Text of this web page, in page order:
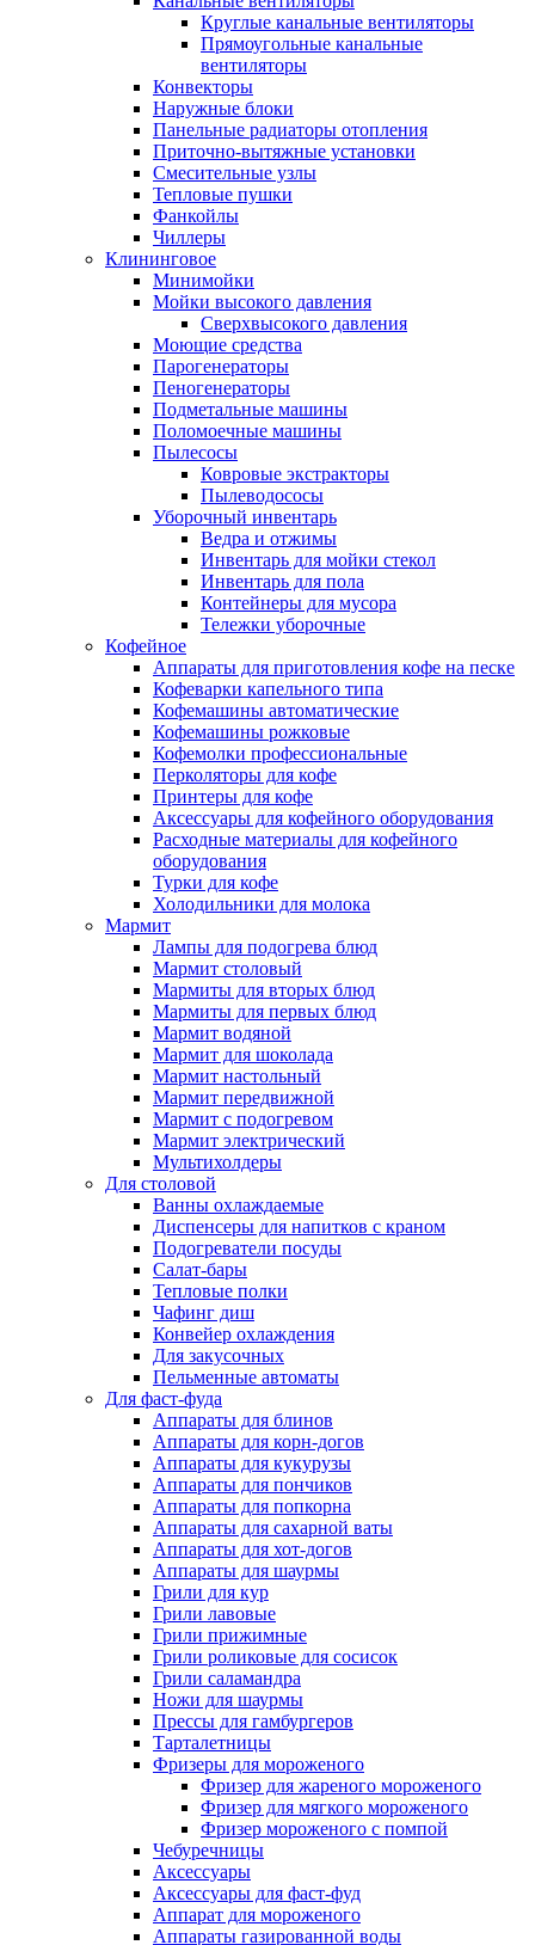
Круглые канальные вентиляторы
Прямоугольные канальные
вентиляторы
Конвекторы
Наружные блоки
Панельные радиаторы отопления
Приточно-вытяжные установки
Смесительные узлы
Тепловые пушки
Фанкойлы
Чиллеры
Клининговое
Минимойки
Мойки высокого давления
Сверхвысокого давления
Моющие средства
Парогенераторы
Пеногенераторы
Подметальные машины
Поломоечные машины
Пылесосы
Ковровые экстракторы
Пылеводососы
Уборочный инвентарь
Ведра и отжимы
Инвентарь для мойки стекол
Инвентарь для пола
Контейнеры для мусора
Тележки уборочные
Кофейное
Аппараты для приготовления кофе на песке
Кофеварки капельного типа
Кофемашины автоматические
Кофемашины рожковые
Кофемолки профессиональные
Перколяторы для кофе
Принтеры для кофе
Аксессуары для кофейного оборудования
Расходные материалы для кофейного
оборудования
Турки для кофе
Холодильники для молока
Мармит
Лампы для подогрева блюд
Мармит столовый
Мармиты для вторых блюд
Мармиты для первых блюд
Мармит водяной
Мармит для шоколада
Мармит настольный
Мармит передвижной
Мармит с подогревом
Мармит электрический
Мультихолдеры
Для столовой
Ванны охлаждаемые
Диспенсеры для напитков с краном
Подогреватели посуды
Салат-бары
Тепловые полки
Чафинг диш
Конвейер охлаждения
Для закусочных
Пельменные автоматы
Для фаст-фуда
Аппараты для блинов
Аппараты для корн-догов
Аппараты для кукурузы
Аппараты для пончиков
Аппараты для попкорна
Аппараты для сахарной ваты
Аппараты для хот-догов
Аппараты для шаурмы
Грили для кур
Грили лавовые
Грили прижимные
Грили роликовые для сосисок
Грили саламандра
Ножи для шаурмы
Прессы для гамбургеров
Тарталетницы
Фризеры для мороженого
Фризер для жареного мороженого
Фризер для мягкого мороженого
Фризер мороженого с помпой
Чебуречницы
Аксессуары
Аксессуары для фаст-фуд
Аппарат для мороженого
Аппараты газированной воды